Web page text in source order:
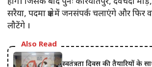
सरैया, पदमा क्षेत्र में जनसंपर्क चलाएंगे और फिर
लौटेंगे ।
Also Read
स्वतंत्रता दिवस की तैयारियों के